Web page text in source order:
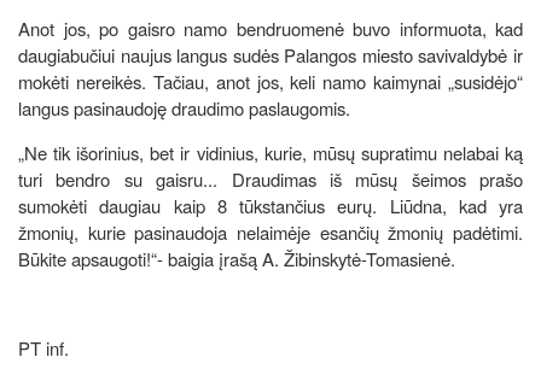
Anot jos, po gaisro namo bendruomenė buvo informuota, kad
daugiabučiui naujus langus sudės Palangos miesto savivaldybė ir
mokėti nereikės. Tačiau, anot jos, keli namo kaimynai „susidėjo“
langus pasinaudoję draudimo paslaugomis.
„Ne tik išorinius, bet ir vidinius, kurie, mūsų supratimu nelabai ką
turi bendro su gaisru... Draudimas iš mūsų šeimos prašo
sumokėti daugiau kaip 8 tūkstančius eurų. Liūdna, kad yra
žmonių, kurie pasinaudoja nelaimėje esančių žmonių padėtimi.
Būkite apsaugoti!“- baigia įrašą A. Žibinskytė-Tomasienė.
PT inf.